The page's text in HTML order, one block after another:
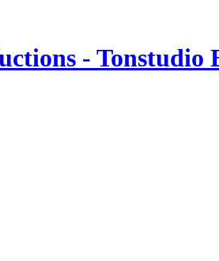
-